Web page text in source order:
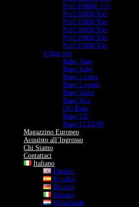
Puff 100000 Tiri
Puff 50000 Tiri
Puff 45000 Tiri
Puff 30000 Tiri
Puff 20000 Tiri
Puff 15000 Tiri
# Marchio
Bang Vape
Bang King
Bang Leader
Bang Legend
Bang Blaze
Bang Box
QQ Bang
Bang DE
Bang FLUUM
Magazzino Europeo
Acquisto all’Ingrosso
Chi Siamo
Contattaci
Italiano
English
Español
Deutsch
Italiano
Nederlands